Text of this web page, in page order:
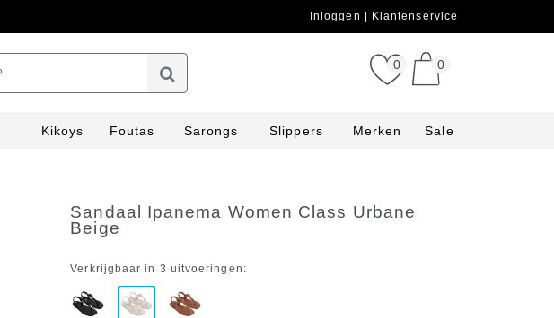
Inloggen Klantenservice
0 0
Kikoys Foutas Sarongs Slippers Merken Sale
Sandaal Ipanema Women Class Urbane
Beige
Verkrijgbaar in 3 uitvoeringen: